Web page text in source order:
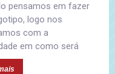
pensamos em fazer
logo nos
com a
em como será